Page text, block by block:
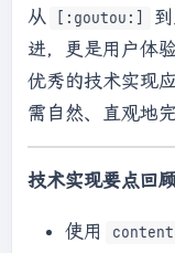
从 [:goutou:]
进，更是用户体
优秀的技术实现
需自然、直观地
技术实现要点回
使用